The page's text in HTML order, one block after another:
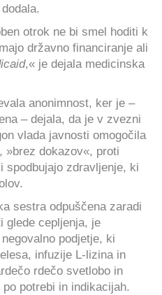
otrok ne bi smel hoditi k
državno financiranje ali
,« je dejala medicinska
anonimnost, ker je –
– dejala, da je v zvezni
vlada javnosti omogočila
»brez dokazov«, proti
spodbujajo zdravljenje, ki
sestra odpuščena zaradi
glede cepljenja, je
podjetje, ki
infuzije L-lizina in
rdečo svetlobo in
potrebi in indikacijah.